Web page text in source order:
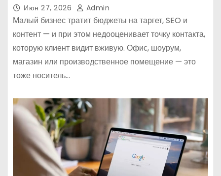
Июн 27, 2026 Admin
Малый бизнес тратит бюджеты на таргет, SEO и
контент — и при этом недооценивает точку контакта,
которую клиент видит вживую. Офис, шоурум,
магазин или производственное помещение — это
тоже носитель…